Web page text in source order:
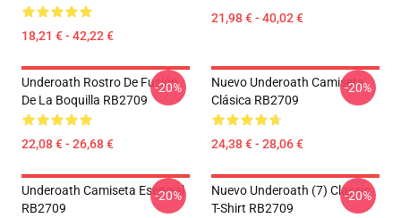
18,21 € - 42,22 €
21,98 € - 40,02 €
Underoath Rostro De Fusión
De La Boquilla RB2709
22,08 € - 26,68 €
-20%
Nuevo Underoath Camiseta
Clásica RB2709
24,38 € - 28,06 €
-20%
Underoath Camiseta Esencial
RB2709
-20%
Nuevo Underoath (7) Classic
T-Shirt RB2709
-20%